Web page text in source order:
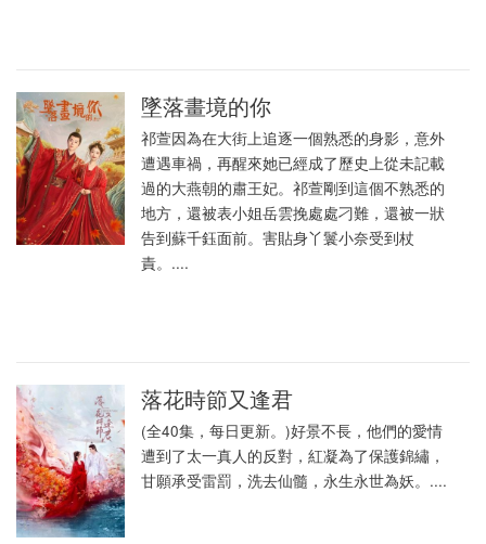
墜落畫境的你
祁萱因為在大街上追逐一個熟悉的身影，意外
遭遇車禍，再醒來她已經成了歷史上從未記載
過的大燕朝的肅王妃。祁萱剛到這個不熟悉的
地方，還被表小姐岳雲挽處處刁難，還被一狀
告到蘇千鈺面前。害貼身丫鬟小奈受到杖
責。....
落花時節又逢君
(全40集，每日更新。)好景不長，他們的愛情
遭到了太一真人的反對，紅凝為了保護錦繡，
甘願承受雷罰，洗去仙髓，永生永世為妖。....